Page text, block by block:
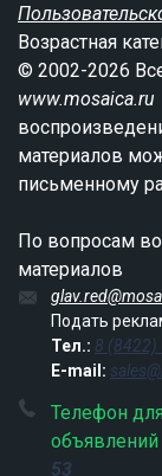
Возрастная
© 2002-2026
www.mosaica.ru
материалов
письменному
По вопросам
материалов
Подать
Тел.: 8 (8422)
E-mail:
Телефон
объявлений
53